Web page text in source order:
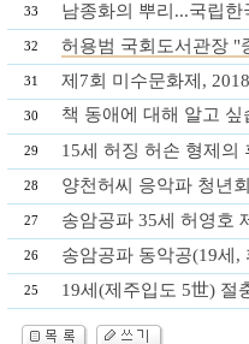
33 남종화의 뿌리...국립
32 허용범 국회도서관장 "
31 제7회 미수문화제,
30 책 동애에 대해 알고 싶
29 15세 허징 허손 형제의
28 양천허씨 응악파 청년
27 송암공파 35세 허영호
26 송암공파 동악공(19세,
25 19세(제주입도 5世) 절